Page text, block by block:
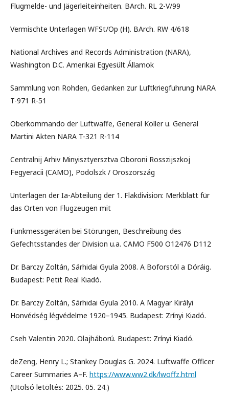
Flugmelde- und Jägerleiteinheiten. BArch. RL 2-V/99
Vermischte Unterlagen WFSt/Op (H). BArch. RW 4/618
National Archives and Records Administration (NARA),
Washington D.C. Amerikai Egyesült Államok
Sammlung von Rohden, Gedanken zur Luftkriegfuhrung NARA
T-971 R-51
Oberkommando der Luftwaffe, General Koller u. General
Martini Akten NARA T-321 R-114
Centralnij Arhiv Minyisztyersztva Oboroni Rosszijszkoj
Fegyeracii (CAMO), Podolszk / Oroszország
Unterlagen der Ia-Abteilung der 1. Flakdivision: Merkblatt für
das Orten von Flugzeugen mit
Funkmessgeräten bei Störungen, Beschreibung des
Gefechtsstandes der Division u.a. CAMO F500 O12476 D112
Dr. Barczy Zoltán, Sárhidai Gyula 2008. A Boforstól a Dóráig.
Budapest: Petit Real Kiadó.
Dr. Barczy Zoltán, Sárhidai Gyula 2010. A Magyar Királyi
Honvédség légvédelme 1920–1945. Budapest: Zrínyi Kiadó.
Cseh Valentin 2020. Olajháború. Budapest: Zrínyi Kiadó.
deZeng, Henry L.; Stankey Douglas G. 2024. Luftwaffe Officer
Career Summaries A–F. https://www.ww2.dk/lwoffz.html
(Utolsó letöltés: 2025. 05. 24.)